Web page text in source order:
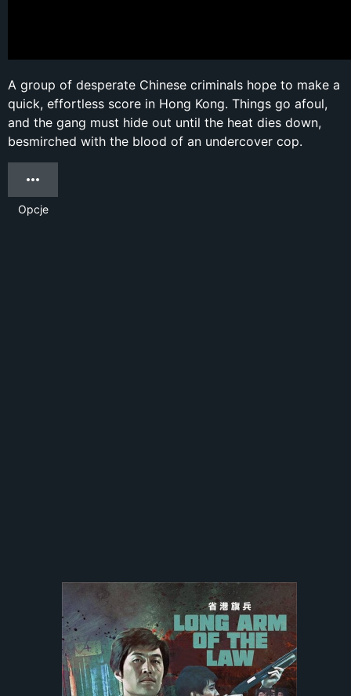
A group of desperate Chinese criminals hope to make a
quick, effortless score in Hong Kong. Things go afoul,
and the gang must hide out until the heat dies down,
besmirched with the blood of an undercover cop.
Opcje